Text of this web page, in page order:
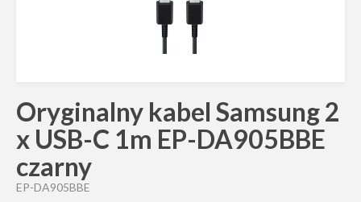
Oryginalny kabel Samsung 2
x USB-C 1m EP-DA905BBE
czarny
EP-DA905BBE